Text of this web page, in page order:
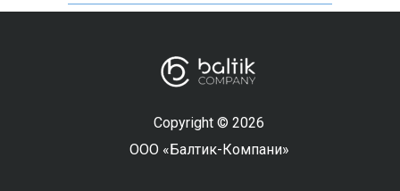
Copyright © 2026
ООО «Балтик-Компани»